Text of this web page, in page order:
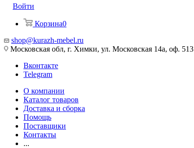
Войти
Корзина0
shop@kurazh-mebel.ru
Московская обл, г. Химки, ул. Московская 14а, оф. 513
Вконтакте
Telegram
О компании
Каталог товаров
Доставка и сборка
Помощь
Поставщики
Контакты
...